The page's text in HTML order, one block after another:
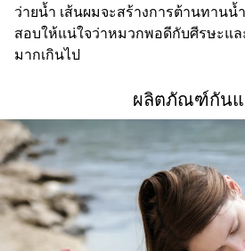
ว่ายน้ำ เส้นผมจะสร้างการต้านทานน้
สอบให้แน่ใจว่าหมวกพอดีกับศีรษะแล
มากเกินไป
ผลิตภัณฑ์กัน